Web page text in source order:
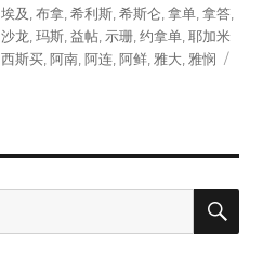
,埃及 ,布拿 ,希利斯 ,希斯仑 ,拿单 ,拿答
,沙龙 ,玛斯 ,益帖 示珊 ,约拿单 ,耶加米
,西斯买 ,阿南 ,阿连 ,阿鲜 雅大 雅悯